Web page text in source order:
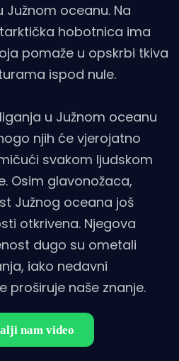
oceanu. Na
hobotnica ima
pomaže u opskrbi tkiva
ispod nule.
u Južnom oceanu
njih će vjerojatno
svakom ljudskom
Osim glavonožaca,
Južnog oceana još
otkrivena. Njegova
dugo su ometali
iako nedavni
proširuje naše znanje.